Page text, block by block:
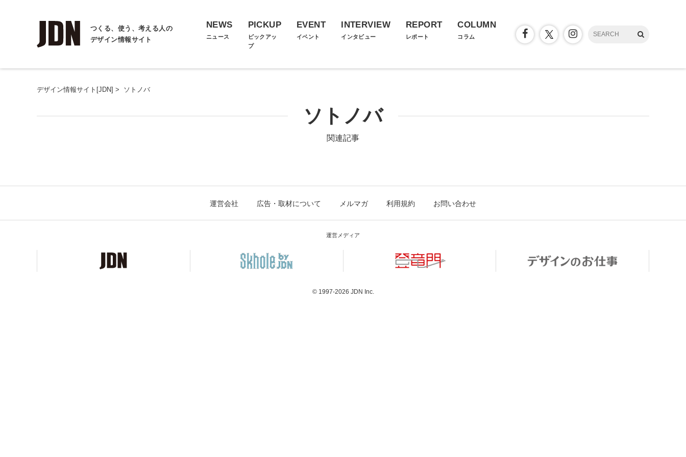
つくる、使う、考える人の
デザイン情報サイト
NEWS
ニュース
PICKUP
ピックアッ
プ
EVENT
イベント
INTERVIEW
インタビュー
REPORT
レポート
COLUMN
コラム
デザイン情報サイト[JDN] > ソトノバ
ソトノバ
関連記事
運営会社 広告・取材について メルマガ 利用規約 お問い合わせ
運営メディア
© 1997-2026 JDN Inc.